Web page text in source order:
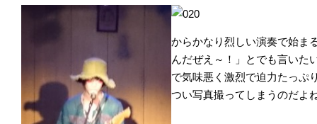
からかなり烈しい演奏で始
んだぜえ～！」とでも言いた
で気味悪く激烈で迫力たっ
つい写真撮ってしまうのだよ